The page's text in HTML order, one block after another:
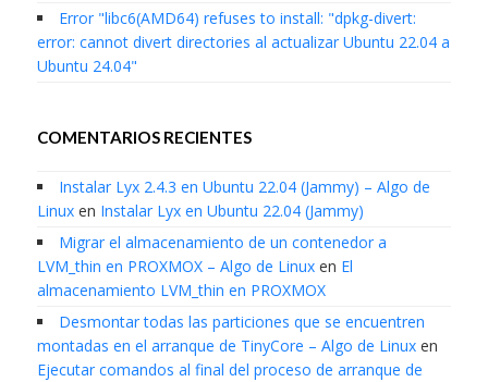
Error "libc6(AMD64) refuses to install: "dpkg-divert:
error: cannot divert directories al actualizar Ubuntu 22.04 a
Ubuntu 24.04"
COMENTARIOS RECIENTES
Instalar Lyx 2.4.3 en Ubuntu 22.04 (Jammy) – Algo de
Linuxen Instalar Lyx en Ubuntu 22.04 (Jammy)
Migrar el almacenamiento de un contenedor a
LVM_thin en PROXMOX – Algo de Linuxen El
almacenamiento LVM_thin en PROXMOX
Desmontar todas las particiones que se encuentren
montadas en el arranque de TinyCore – Algo de Linuxen
Ejecutar comandos al final del proceso de arranque de